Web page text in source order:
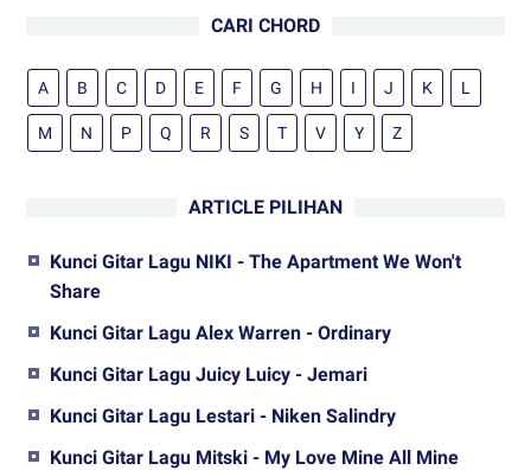
CARI CHORD
A B C D E F G H I J K L
M N P Q R S T V Y Z
ARTICLE PILIHAN
Kunci Gitar Lagu NIKI - The Apartment We Won't
Share
Kunci Gitar Lagu Alex Warren - Ordinary
Kunci Gitar Lagu Juicy Luicy - Jemari
Kunci Gitar Lagu Lestari - Niken Salindry
Kunci Gitar Lagu Mitski - My Love Mine All Mine